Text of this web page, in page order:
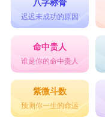
八字称骨
迟迟未成功的原因
命中贵人
谁是你的命中贵人
紫微斗数
预测你一生的命运